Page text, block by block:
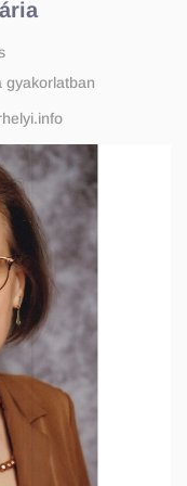
gyakorlatban